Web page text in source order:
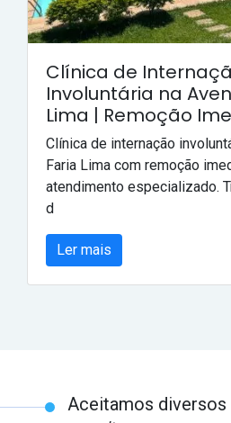
Clínica de
Involuntária na
Lima | Remoção
Clínica de internação
Faria Lima com remoção
atendimento especializado.
d
Ler mais
Aceitamos diversos